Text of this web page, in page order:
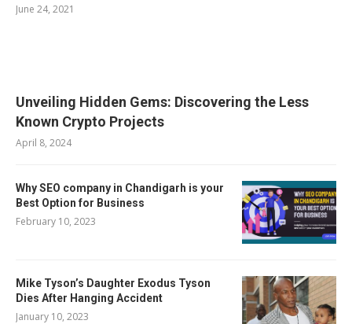
June 24, 2021
Unveiling Hidden Gems: Discovering the Less
Known Crypto Projects
April 8, 2024
Why SEO company in Chandigarh is your
Best Option for Business
February 10, 2023
Mike Tyson’s Daughter Exodus Tyson
Dies After Hanging Accident
January 10, 2023